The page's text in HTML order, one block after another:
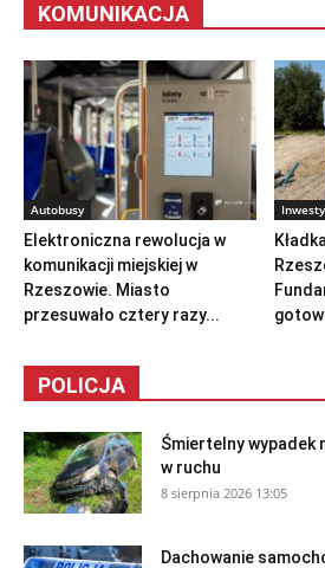
KOMUNIKACJA
Autobusy
Elektroniczna rewolucja w
komunikacji miejskiej w
Rzeszowie. Miasto
przesuwało cztery razy...
POLICJA
Śmiertelny wypadek
w ruchu
8 sierpnia 2026 13:05
Dachowanie